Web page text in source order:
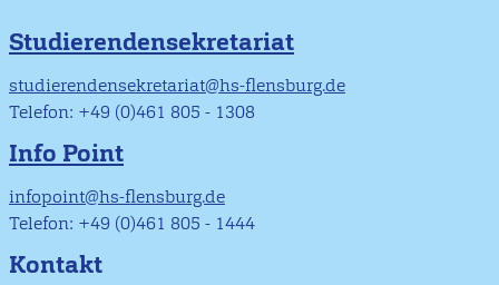
Studierendensekretariat
studierendensekretariat@hs-flensburg.de
Telefon: +49 (0)461 805 - 1308
Info Point
infopoint@hs-flensburg.de
Telefon: +49 (0)461 805 - 1444
Kontakt